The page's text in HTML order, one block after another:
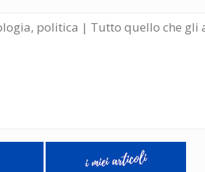
politica | Tutto quello che